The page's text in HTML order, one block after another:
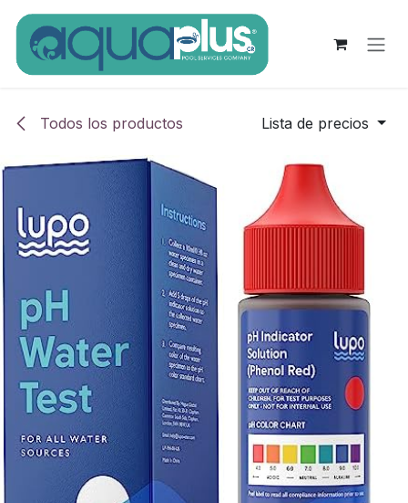
Ir al contenido
Todos los productos Lista de precios